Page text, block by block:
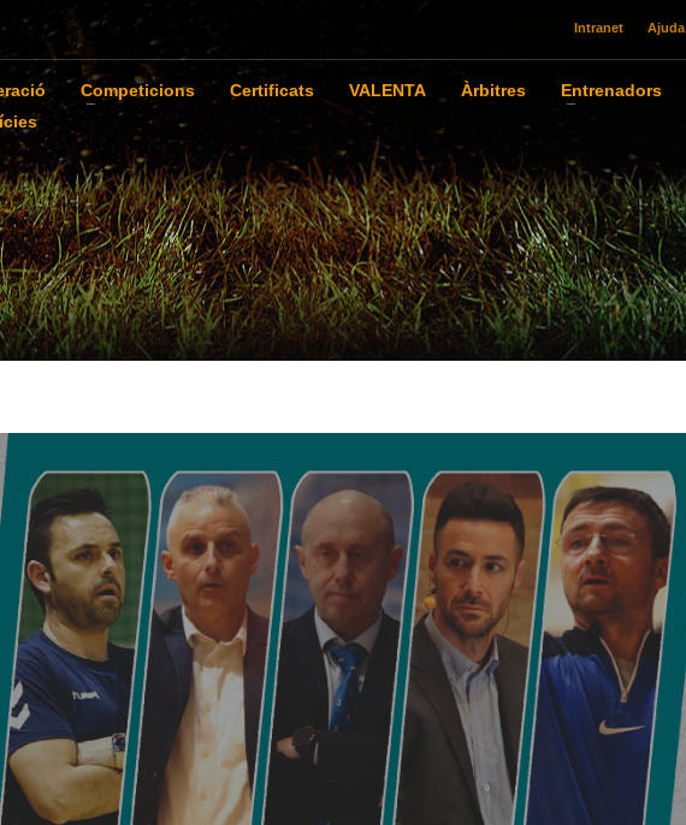
Intranet Ajuda
Competicions Certificats VALENTA Àrbitres Entrenadors